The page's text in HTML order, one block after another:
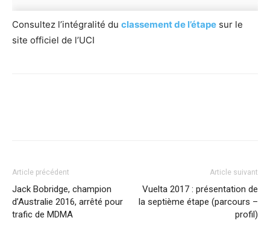
Consultez l’intégralité du classement de l’étape sur le
site officiel de l’UCI
Article précédent
Jack Bobridge, champion
d’Australie 2016, arrêté pour
trafic de MDMA
Article suivant
Vuelta 2017 : présentation de
la septième étape (parcours –
profil)